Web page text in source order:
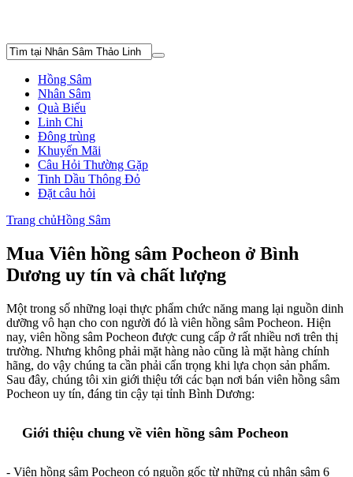
Hồng Sâm
Nhân Sâm
Quà Biếu
Linh Chi
Đông trùng
Khuyến Mãi
Câu Hỏi Thường Gặp
Tinh Dầu Thông Đỏ
Đặt câu hỏi
Trang chủHồng Sâm
Mua Viên hồng sâm Pocheon ở Bình
Dương uy tín và chất lượng
Một trong số những loại thực phẩm chức năng mang lại nguồn dinh
dưỡng vô hạn cho con người đó là viên hồng sâm Pocheon. Hiện
nay, viên hồng sâm Pocheon được cung cấp ở rất nhiều nơi trên thị
trường. Nhưng không phải mặt hàng nào cũng là mặt hàng chính
hãng, do vậy chúng ta cần phải cẩn trọng khi lựa chọn sản phẩm.
Sau đây, chúng tôi xin giới thiệu tới các bạn nơi bán viên hồng sâm
Pocheon uy tín, đáng tin cậy tại tỉnh Bình Dương:
Giới thiệu chung về viên hồng sâm Pocheon
- Viên hồng sâm Pocheon có nguồn gốc từ những củ nhân sâm 6